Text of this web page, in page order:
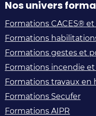
Nos univers
Formations CACES®
Formations
Formations gestes et
Formations incendie
Formations travaux en
Formations Secufer
Formations AIPR